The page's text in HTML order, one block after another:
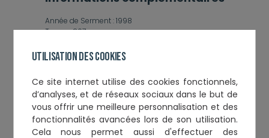
Utilisation des cookies
Ce site internet utilise des cookies fonctionnels,
d’analyses, et de réseaux sociauxdans le but de
vous offrir une meilleure personnalisation et des
fonctionnalités avancées lors de son utilisation.
Cela nous permet aussi d'effectuerdes
Année de Serment :1998
Toque :207
Cabinets et établissements
SELAS Deloitte Société d'Avocats
2, rue Jean Giono